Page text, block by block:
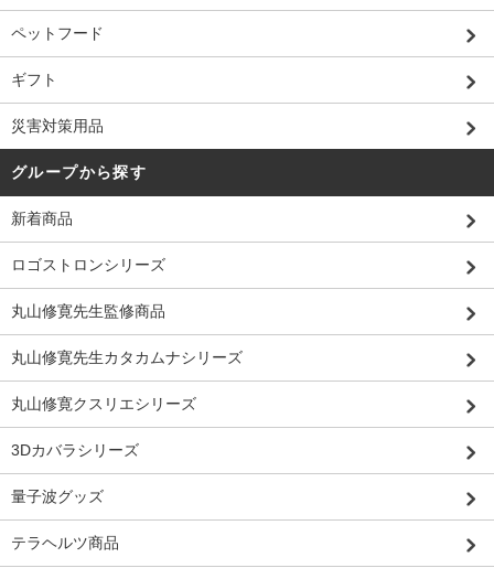
ペットフード
ギフト
災害対策用品
グループから探す
新着商品
ロゴストロンシリーズ
丸山修寛先生監修商品
丸山修寛先生カタカムナシリーズ
丸山修寛クスリエシリーズ
3Dカバラシリーズ
量子波グッズ
テラヘルツ商品